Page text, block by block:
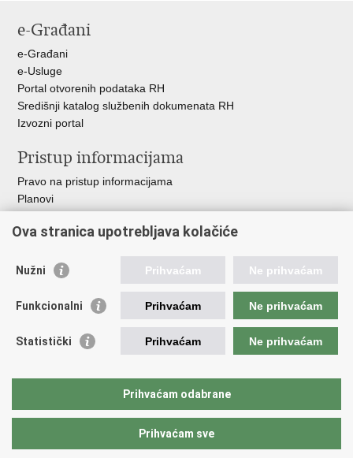
FacebookuTwitteru
e-Građani
e-Građani
e-Usluge
Portal otvorenih podataka RH
Središnji katalog službenih dokumenata RH
Izvozni portal
Pristup informacijama
Pravo na pristup informacijama
Planovi
Financijski dokumenti
Važne poveznice
Vlada RH
Operativni program konkurentnost i kohezija
Hrvatska komora ovlaštenih inženjera geodezije
Ova stranica upotrebljava kolačiće
Nužni Prihvaćam Ne prihvaćam
Funkcionalni Prihvaćam Ne prihvaćam
Statistički Prihvaćam Ne prihvaćam
Prihvaćam odabrane
Prihvaćam sve